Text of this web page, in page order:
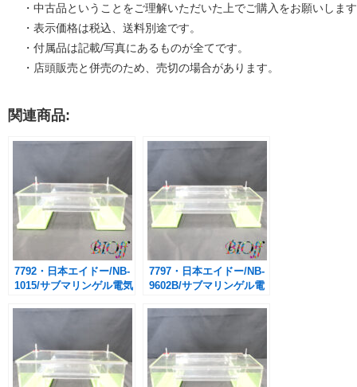
・中古品ということをご理解いただいた上でご購入をお願いしま
・表示価格は税込、送料別途です。
・付属品は記載/写真にあるものが全てです。
・店頭販売と併売のため、売切の場合があります。
関連商品:
7792・日本エイドー/NB-
1015/サブマリンゲル電気
7797・日本エイドー/NB-
9602B/サブマリンゲル電